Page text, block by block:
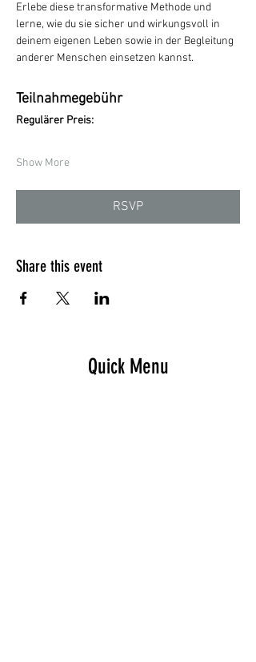
Erlebe diese transformative Methode und
lerne, wie du sie sicher und wirkungsvoll in
deinem eigenen Leben sowie in der Begleitung
anderer Menschen einsetzen kannst.
Teilnahmegebühr
Regulärer Preis:
Show More
RSVP
Share this event
Quick Menu